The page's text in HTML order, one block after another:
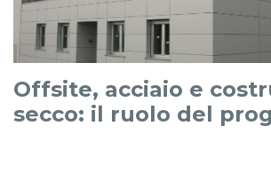
Offsite, acciaio e
secco: il ruolo del